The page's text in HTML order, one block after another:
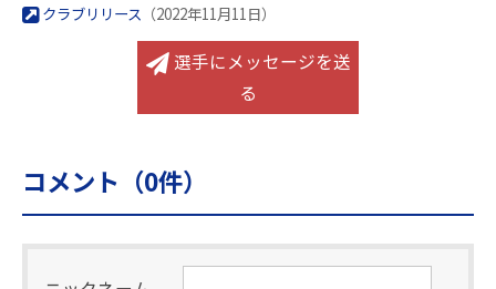
クラブリリース （2022年11月11日）
選手にメッセージを送
る
コメント（0件）